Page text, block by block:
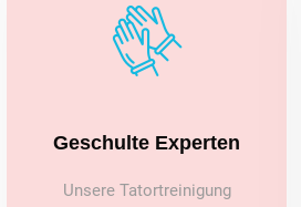
Geschulte Experten
Unsere Tatortreinigung